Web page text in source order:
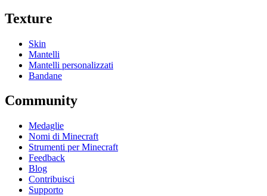
Texture
Skin
Mantelli
Mantelli personalizzati
Bandane
Community
Medaglie
Nomi di Minecraft
Strumenti per Minecraft
Feedback
Blog
Contribuisci
Supporto